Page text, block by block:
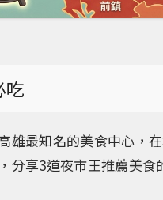
吃
雄最知名的美食中心，
分享3道夜市王推薦美食